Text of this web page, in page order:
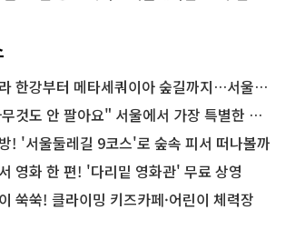
강부터 메타세쿼이아 숲길까지…서울둘레길 15코스
안 팔아요" 서울에서 가장 특별한 편의점의 정체
! '서울둘레길 9코스'로 숲속 피서 떠나볼까
영화 한 편! '다리밑 영화관' 무료 상영
쑥쑥! 클라이밍 키즈카페·어린이 체력장